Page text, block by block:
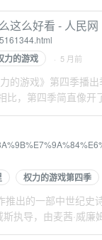
这么好看 - 人民网
力的游戏 · 5 月前
的游戏》第四季播
比，第四季简直像开
权力的游戏第四季
推出的一部中世纪史
执导，由麦茜·威廉